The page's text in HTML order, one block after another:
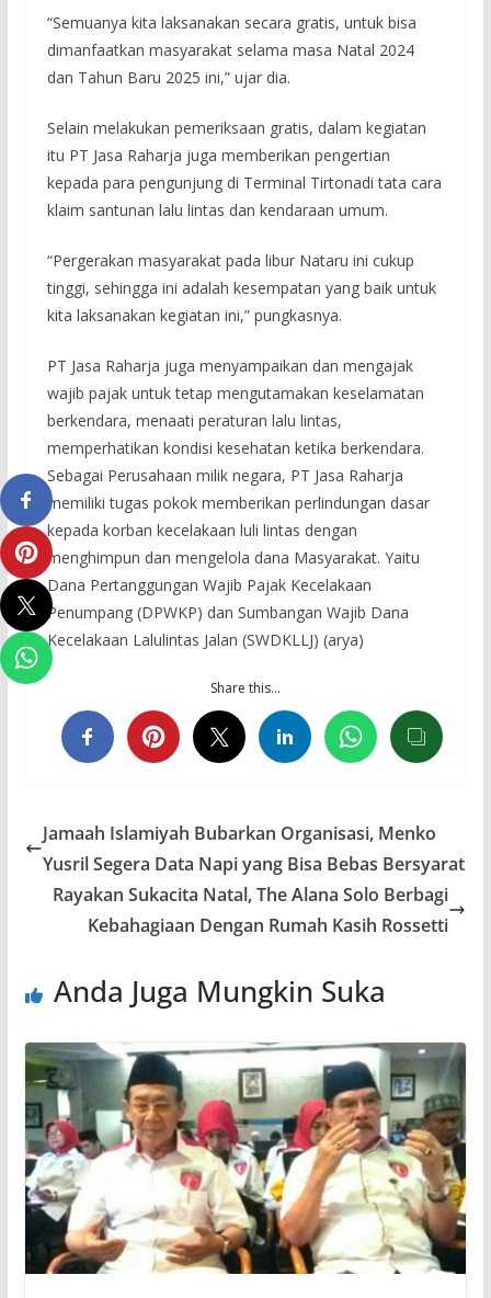
“Semuanya kita laksanakan secara gratis, untuk bisa
dimanfaatkan masyarakat selama masa Natal 2024
dan Tahun Baru 2025 ini,” ujar dia.
Selain melakukan pemeriksaan gratis, dalam kegiatan
itu PT Jasa Raharja juga memberikan pengertian
kepada para pengunjung di Terminal Tirtonadi tata cara
klaim santunan lalu lintas dan kendaraan umum.
“Pergerakan masyarakat pada libur Nataru ini cukup
tinggi, sehingga ini adalah kesempatan yang baik untuk
kita laksanakan kegiatan ini,” pungkasnya.
PT Jasa Raharja juga menyampaikan dan mengajak
wajib pajak untuk tetap mengutamakan keselamatan
berkendara, menaati peraturan lalu lintas,
memperhatikan kondisi kesehatan ketika berkendara.
Sebagai Perusahaan milik negara, PT Jasa Raharja
memiliki tugas pokok memberikan perlindungan dasar
kepada korban kecelakaan luli lintas dengan
menghimpun dan mengelola dana Masyarakat. Yaitu
Dana Pertanggungan Wajib Pajak Kecelakaan
Penumpang (DPWKP) dan Sumbangan Wajib Dana
Kecelakaan Lalulintas Jalan (SWDKLLJ) (arya)
Share this…
Jamaah Islamiyah Bubarkan Organisasi, Menko
Yusril Segera Data Napi yang Bisa Bebas Bersyarat
Rayakan Sukacita Natal, The Alana Solo Berbagi
Kebahagiaan Dengan Rumah Kasih Rossetti
Anda Juga Mungkin Suka